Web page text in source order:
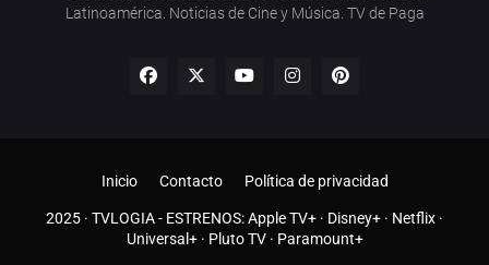
Latinoamérica. Noticias de Cine y Música. TV de Paga
2025 · TVLOGIA- ESTRENOS:Apple TV+ · Disney+ · Netflix ·
Universal+· Pluto TV· Paramount+
Inicio Contacto Política de privacidad